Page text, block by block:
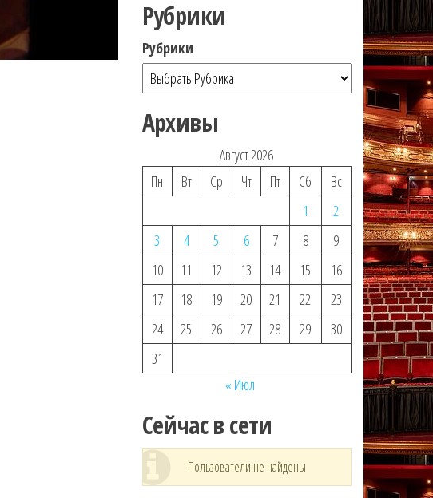
Рубрики
Рубрики
Архивы
Август 2026
Пн
Вт Ср Чт Пт Сб
Вс
1
2
3
4 5 6 7 8
9
10
11 12 13 14 15
16
17
18 19 20 21 22
23
24
25 26 27 28 29
30
31
« Июл
Сейчас в сети
Пользователи не найдены